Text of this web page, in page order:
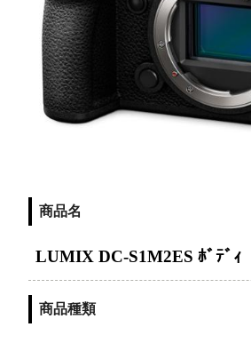
商品名
LUMIX DC-S1M2ES ﾎﾞﾃﾞｨ
商品種類